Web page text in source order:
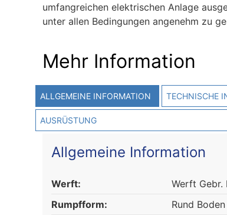
umfangreichen elektrischen Anlage
unter allen Bedingungen angenehm zu
Mehr Information
ALLGEMEINE INFORMATION TECHNISCHE
AUSRÜSTUNG
Allgemeine Information
Werft:
Werft Gebr.
Rumpfform:
Rund Boden